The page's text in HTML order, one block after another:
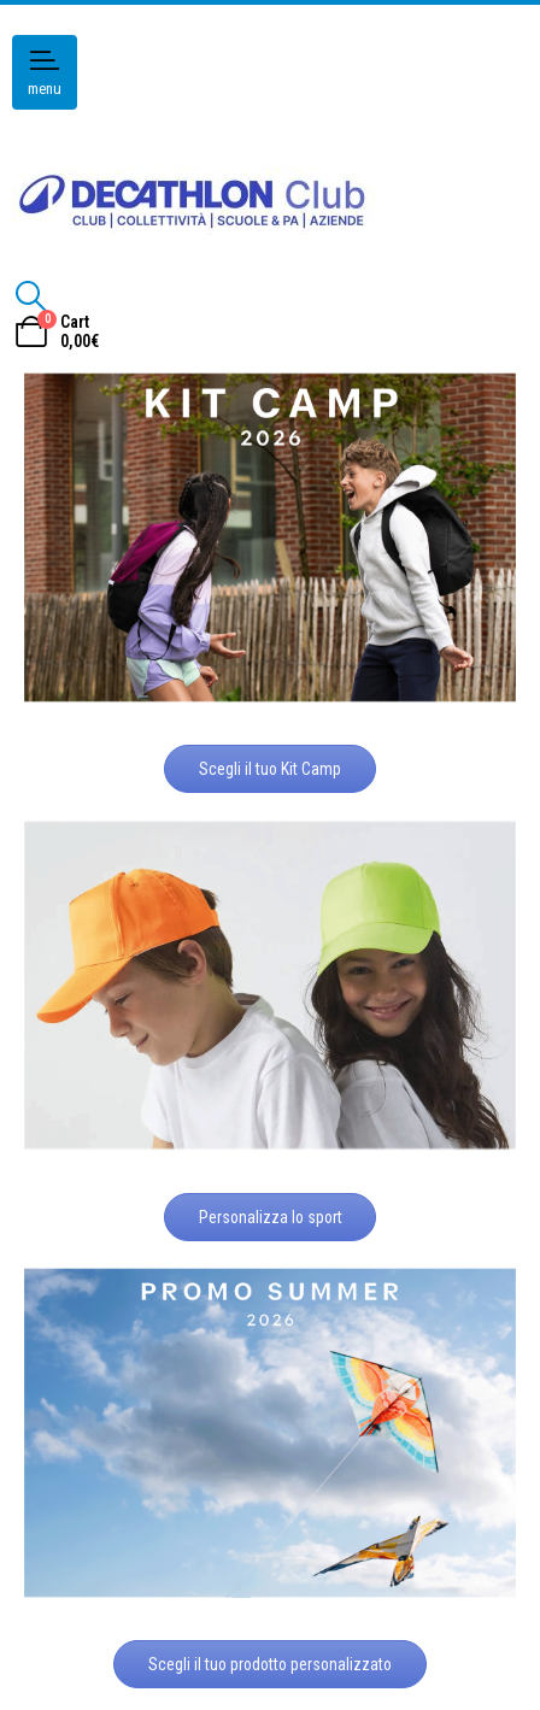
menu
0
Cart
0,00€
Scegli il tuo Kit Camp
Personalizza lo sport
Scegli il tuo prodotto personalizzato